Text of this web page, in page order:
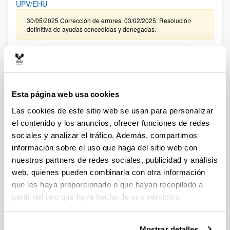
Esta página web usa cookies
Las cookies de este sitio web se usan para personalizar
el contenido y los anuncios, ofrecer funciones de redes
sociales y analizar el tráfico. Además, compartimos
información sobre el uso que haga del sitio web con
nuestros partners de redes sociales, publicidad y análisis
web, quienes pueden combinarla con otra información
que les haya proporcionado o que hayan recopilado a
partir del uso que haya hecho de sus servicios.
UPV/EHU
30/05/2025 Corrección de errores. 03/02/2025: Resolución
definitiva de ayudas concedidas y denegadas.
CONVOCATORIA, DE TRAMITACIÓN ANTICIPADA, DE
CONTRATACIÓN PARA LA FORMACIÓN DE PERSONAL
INVESTIGADOR EN LA UPV/EHU ASOCIADO A LA
DE CONOCIMIENTO ” DEL MINISTERIO DE CIENCIA,
INNOVACIÓN Y UNIVERSIDADES (FPI 2025)
09/01/2026. Resolución definitiva de ayudas concedidas y
denegadas.
CONVOCATORIA EXTRAORDINARIA DE CONTRATACIÓN
PARA LA FORMACIÓN DE PERSONAL INVESTIGADOR
ASOCIADO A LAS AYUDAS CONCEDIDAS EN LA
CONVOCATORIA DE “PROYECTOS DE GENERACIÓN DE
CONOCIMIENTO” DEL MINISTERIO DE CIENCIA E
INNOVACIÓN 2024 EN LA UPV/EHU